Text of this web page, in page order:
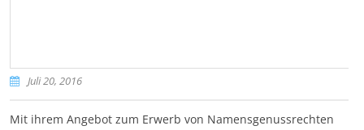
Juli 20, 2016
Mit ihrem Angebot zum Erwerb von Namensgenussrechten